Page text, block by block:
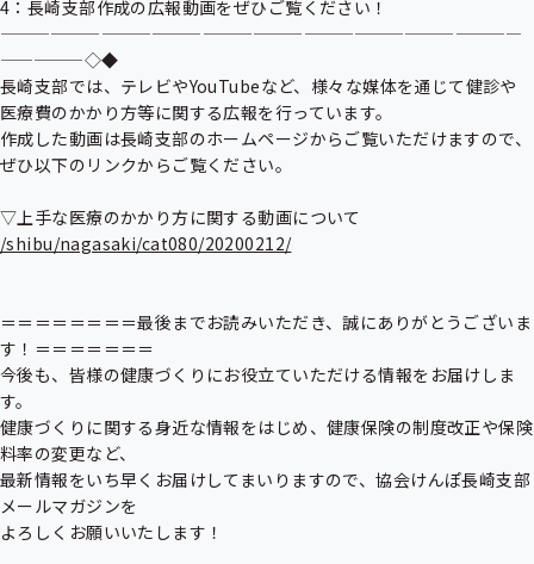
4：長崎支部作成の広報動画をぜひご覧ください！
———————————————————————————————
—————◇◆
長崎支部では、テレビやYouTubeなど、様々な媒体を通じて健診や
医療費のかかり方等に関する広報を行っています。
作成した動画は長崎支部のホームページからご覧いただけますので、
ぜひ以下のリンクからご覧ください。
/shibu/nagasaki/cat080/20200212/
＝＝＝＝＝＝＝＝最後までお読みいただき、誠にありがとうございま
す！＝＝＝＝＝＝＝
今後も、皆様の健康づくりにお役立ていただける情報をお届けしま
す。
健康づくりに関する身近な情報をはじめ、健康保険の制度改正や保険
料率の変更など、
最新情報をいち早くお届けしてまいりますので、協会けんぽ長崎支部
メールマガジンを
よろしくお願いいたします！